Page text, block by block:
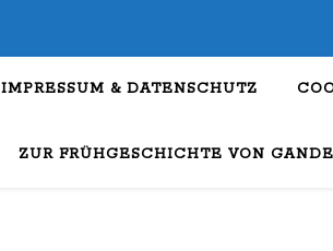
IMPRESSUM & DATENSCHUTZ
ZUR FRÜHGESCHICHTE VON